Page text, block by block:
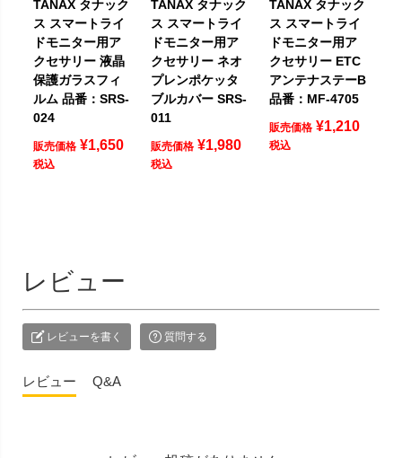
TANAX タナック
ス スマートライ
ドモニター用ア
クセサリー 液晶
保護ガラスフィ
ルム 品番：SRS-
024
販売価格 ¥1,650
税込
TANAX タナック
ス スマートライ
ドモニター用ア
クセサリー ネオ
プレンポケッタ
ブルカバー SRS-
011
販売価格 ¥1,980
税込
TANAX タナック
ス スマートライ
ドモニター用ア
クセサリー ETC
アンテナステーB
品番：MF-4705
販売価格 ¥1,210
税込
レビュー
レビューを書く 質問する
レビュー Q&A